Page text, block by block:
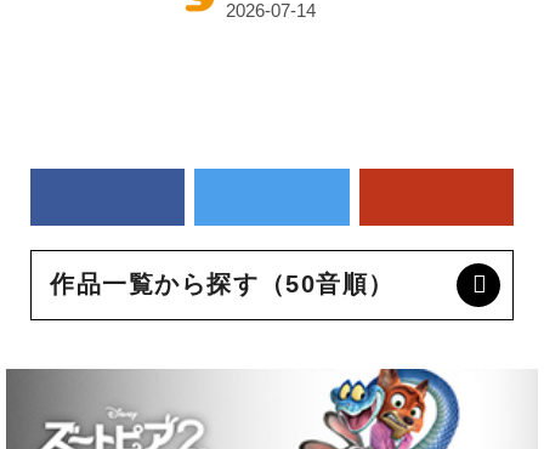
作品一覧から探す（50音順）